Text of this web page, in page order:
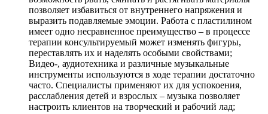
позволяет избавиться от внутреннего напряжения и
выразить подавляемые эмоции. Работа с пластилином
имеет одно несравненное преимущество – в процессе
терапии консультируемый может изменять фигуры,
переставлять их и наделять особыми свойствами;
Видео-, аудиотехника и различные музыкальные
инструменты используются в ходе терапии достаточно
часто. Специалисты применяют их для успокоения,
расслабления детей и взрослых – музыка позволяет
настроить клиентов на творческий и рабочий лад;